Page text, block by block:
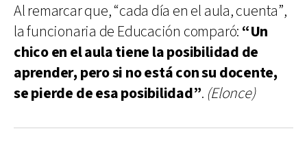
Al remarcar que, “cada día en el aula, cuenta”,
la funcionaria de Educación comparó: “Un
chico en el aula tiene la posibilidad de
aprender, pero si no está con su docente,
se pierde de esa posibilidad”. (Elonce)